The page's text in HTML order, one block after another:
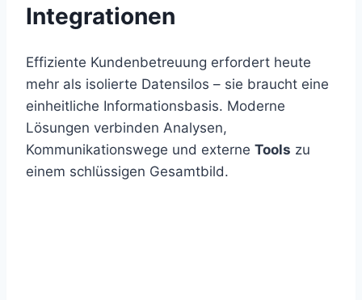
Integrationen
Effiziente Kundenbetreuung erfordert heute
mehr als isolierte Datensilos – sie braucht eine
einheitliche Informationsbasis. Moderne
Lösungen verbinden Analysen,
Kommunikationswege und externe Tools zu
einem schlüssigen Gesamtbild.